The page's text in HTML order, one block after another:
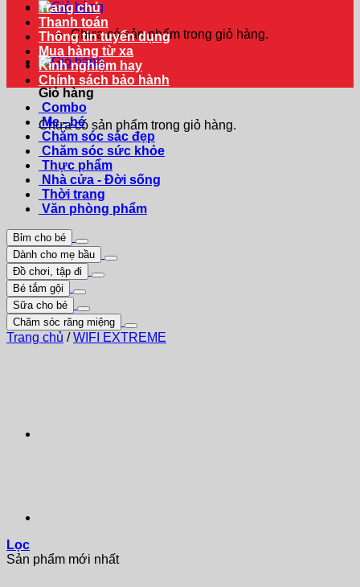
Chưa có sản phẩm trong giỏ hàng.
Giỏ hàng
Chưa có sản phẩm trong giỏ hàng.
Trang chủ
Thanh toán
Thông tin tuyển dụng
Mua hàng từ xa
Kinh nghiệm hay
Chính sách bảo hành
Combo
Mẹ - bé
Chăm sóc sác đẹp
Chăm sóc sức khỏe
Thực phẩm
Nhà cửa - Đời sống
Thời trang
Văn phòng phẩm
Bỉm cho bé
Dành cho mẹ bầu
Đồ chơi, tập đi
Bé tắm gội
Sữa cho bé
Chăm sóc răng miệng
Trang chủ / WIFI EXTREME
Lọc
Sản phẩm mới nhất